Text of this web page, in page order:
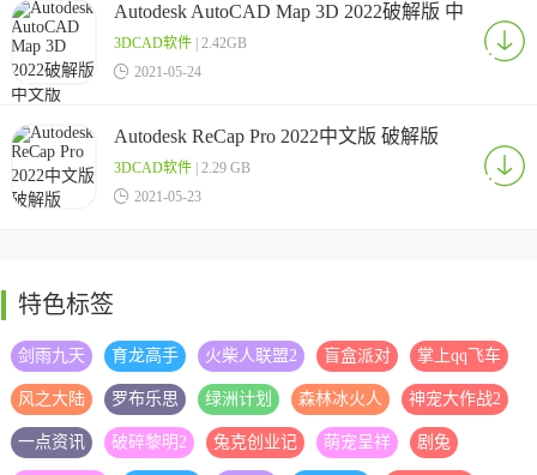
Autodesk AutoCAD Map 3D 2022破解版 中
文版
3DCAD软件| 2.42GB
 2021-05-24
Autodesk ReCap Pro 2022中文版 破解版
3DCAD软件| 2.29 GB
 2021-05-23
特色标签
剑雨九天 育龙高手 火柴人联盟2 盲盒派对 掌上qq飞车
风之大陆 罗布乐思 绿洲计划 森林冰火人 神宠大作战2
一点资讯 破碎黎明2 兔克创业记 萌宠呈祥 剧兔